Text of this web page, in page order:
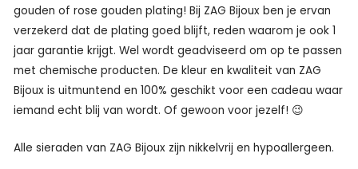
gouden of rose gouden plating! Bij ZAG Bijoux ben je ervan
verzekerd dat de plating goed blijft, reden waarom je ook 1
jaar garantie krijgt. Wel wordt geadviseerd om op te passen
met chemische producten. De kleur en kwaliteit van ZAG
Bijoux is uitmuntend en 100% geschikt voor een cadeau waar
iemand echt blij van wordt. Of gewoon voor jezelf! 😉
Alle sieraden van ZAG Bijoux zijn nikkelvrij en hypoallergeen.